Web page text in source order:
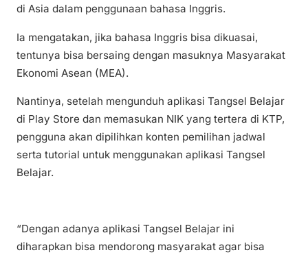
di Asia dalam penggunaan bahasa Inggris.
Ia mengatakan, jika bahasa Inggris bisa dikuasai,
tentunya bisa bersaing dengan masuknya Masyarakat
Ekonomi Asean (MEA).
Nantinya, setelah mengunduh aplikasi Tangsel Belajar
di Play Store dan memasukan NIK yang tertera di KTP,
pengguna akan dipilihkan konten pemilihan jadwal
serta tutorial untuk menggunakan aplikasi Tangsel
Belajar.
“Dengan adanya aplikasi Tangsel Belajar ini
diharapkan bisa mendorong masyarakat agar bisa